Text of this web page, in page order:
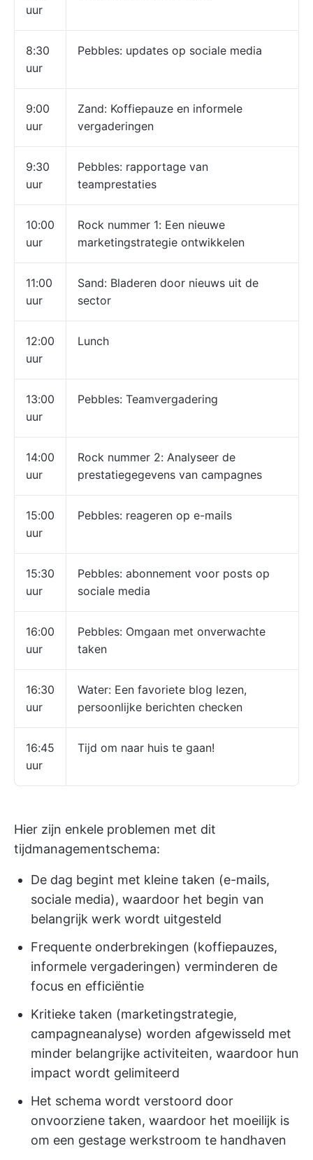
uur
8:30
uur
Pebbles: updates op sociale media
9:00
uur
Zand: Koffiepauze en informele
vergaderingen
9:30
uur
Pebbles: rapportage van
teamprestaties
10:00
uur
Rock nummer 1: Een nieuwe
marketingstrategie ontwikkelen
11:00
uur
Sand: Bladeren door nieuws uit de
sector
12:00
uur
Lunch
13:00
uur
Pebbles: Teamvergadering
14:00
uur
Rock nummer 2: Analyseer de
prestatiegegevens van campagnes
15:00
uur
Pebbles: reageren op e-mails
15:30
uur
Pebbles: abonnement voor posts op
sociale media
16:00
uur
Pebbles: Omgaan met onverwachte
taken
16:30
uur
Water: Een favoriete blog lezen,
persoonlijke berichten checken
16:45
uur
Tijd om naar huis te gaan!
Hier zijn enkele problemen met dit
tijdmanagementschema:
De dag begint met kleine taken (e-mails,
sociale media), waardoor het begin van
belangrijk werk wordt uitgesteld
Frequente onderbrekingen (koffiepauzes,
informele vergaderingen) verminderen de
focus en efficiëntie
Kritieke taken (marketingstrategie,
campagneanalyse) worden afgewisseld met
minder belangrijke activiteiten, waardoor hun
impact wordt gelimiteerd
Het schema wordt verstoord door
onvoorziene taken, waardoor het moeilijk is
om een gestage werkstroom te handhaven